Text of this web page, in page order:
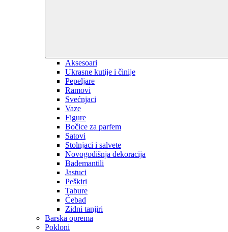
Aksesoari
Ukrasne kutije i činije
Pepeljare
Ramovi
Svećnjaci
Vaze
Figure
Bočice za parfem
Satovi
Stolnjaci i salvete
Novogodišnja dekoracija
Bademantili
Jastuci
Peškiri
Tabure
Ćebad
Zidni tanjiri
Barska oprema
Pokloni